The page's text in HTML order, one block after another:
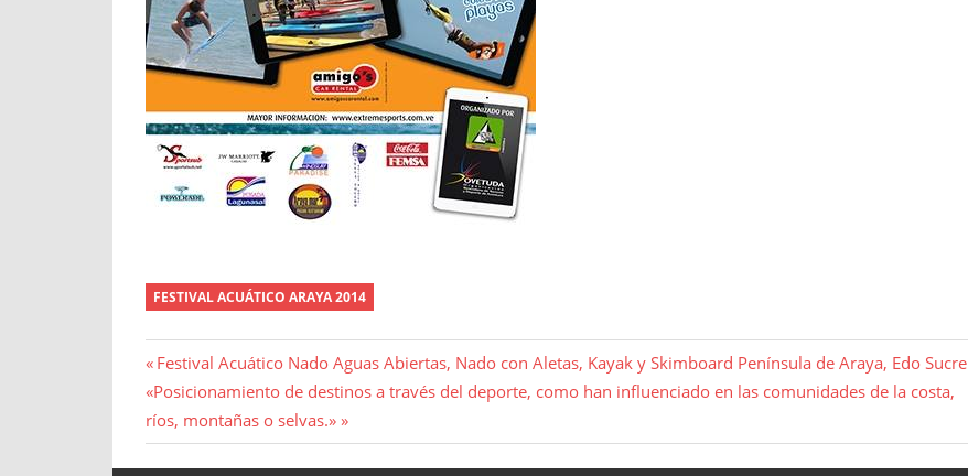
FESTIVAL ACUÁTICO ARAYA 2014
Navegación
de
entradas
Entrada
anterior:
Festival Acuático Nado Aguas Abiertas, Nado con Aletas, Kayak y Skimboard Península de Araya, Edo Sucre
Entrada
siguiente:
«Posicionamiento de destinos a través del deporte, como han influenciado en las comunidades de la costa,
ríos, montañas o selvas.»